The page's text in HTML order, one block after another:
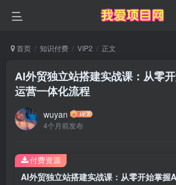
首页 知识付费 VIP2 正文
AI外贸独立站搭建实战课：从零
运营一体化流程
wuyan
4个月前发布
付费资源